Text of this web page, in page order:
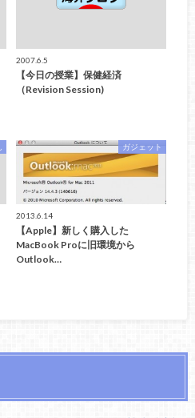
2007.6.5
【今日の授業】保健経済
（Revision Session)
ガジェット
2013.6.14
【Apple】新しく購入した
MacBook Proに旧環境から
Outlook…